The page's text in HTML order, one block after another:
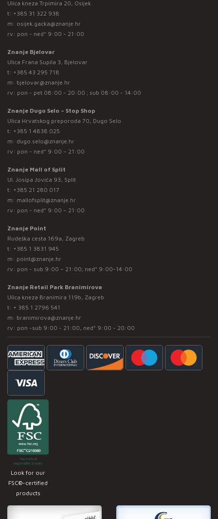
Ulica kneza Trpimira 20, Osijek
t: +385 31 322 938
m: osijek.gacka@znanje.hr
rv: pon - ned* 9:00 - 21:00
Znanje Bjelovar
Ulica Frana Supila 3, Bjelovar
t: +385 43 295 718
m: bjelovar@znanje.hr
rv: pon - pet 08:00 - 20:00 ; sub 08:00 - 14:00
Znanje Dugo Selo – Stop Shop
Ulica Hrvatskog preporoda 70, Dugo Selo
t: +385 1 4838 025
m: dugo.selo@znanje.hr
rv: pon - ned* 9:00 – 21:00
Znanje Mall of Split
Ul. Josipa Jovića 93, Split
t: +385 21 280 017
m: mallofsplit@znanje.hr
rv: pon - ned* 9:00 – 21:00
Znanje Point
Rudeška cesta 169a, Zagreb
t: +385 1 3831 945
m: point@znanje.hr
rv: pon - sub 9:00 – 21:00; ned* 9:00-14:00
Znanje Retail Park Branimirova
Ulica kneza Branimira 119b, Zagreb
t: + 385 1 2796 541
m: branimirova@znanje.hr
rv: pon -sub 9:00 - 21:00, ned* 9:00 - 20:00
Look for our
FSC®-certified
products